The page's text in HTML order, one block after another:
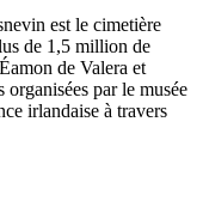
est le cimetière
de 1,5 million de
de Valera et
par le musée
irlandaise à travers